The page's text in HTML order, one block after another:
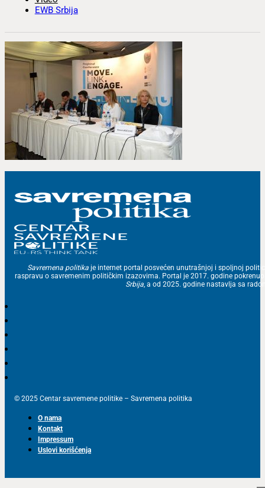
EWB Srbija
Savremena politika je internet portal posvećen unutrašnjoj i spoljnoj
raspravu o savremenim političkim izazovima. Portal je 2017. godine
Srbija, a od 2025. godine nastavlja sa
© 2025 Centar savremene politike – Savremena politika
O nama
Kontakt
Impressum
Uslovi korišćenja